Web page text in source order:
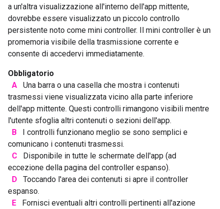
a un'altra visualizzazione all'interno dell'app mittente,
dovrebbe essere visualizzato un piccolo controllo
persistente noto come mini controller. Il mini controller è un
promemoria visibile della trasmissione corrente e
consente di accedervi immediatamente.
Obbligatorio
A
Una barra o una casella che mostra i contenuti
trasmessi viene visualizzata vicino alla parte inferiore
dell'app mittente. Questi controlli rimangono visibili mentre
l'utente sfoglia altri contenuti o sezioni dell'app.
B
I controlli funzionano meglio se sono semplici e
comunicano i contenuti trasmessi.
C
Disponibile in tutte le schermate dell'app (ad
eccezione della pagina del controller espanso).
D
Toccando l'area dei contenuti si apre il controller
espanso.
E
Fornisci eventuali altri controlli pertinenti all'azione